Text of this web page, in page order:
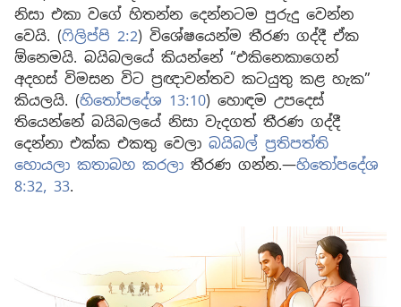
නිසා එකා වගේ හිතන්න දෙන්නටම පුරුදු වෙන්න
වෙයි. (ෆිලිප්පි 2:2) විශේෂයෙන්ම තීරණ ගද්දී ඒක
ඕනෙමයි. බයිබලයේ කියන්නේ “එකිනෙකාගෙන්
අදහස් විමසන විට ප්‍රඥාවන්තව කටයුතු කළ හැක”
කියලයි. (හිතෝපදේශ 13:10) හොඳම උපදෙස්
තියෙන්නේ බයිබලයේ නිසා වැදගත් තීරණ ගද්දී
දෙන්නා එක්ක එකතු වෙලා බයිබල් ප්‍රතිපත්ති
හොයලා කතාබහ කරලා තීරණ ගන්න.—හිතෝපදේශ
8:32, 33.